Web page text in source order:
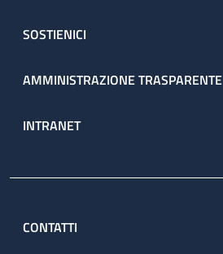
SOSTIENICI
AMMINISTRAZIONE TRASPARENTE
INTRANET
CONTATTI